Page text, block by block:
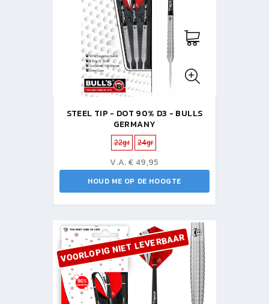
STEEL TIP - DOT 90% D3 - BULLS
GERMANY
22gr 24gr
V.A. € 49,95
HOUD ME OP DE HOOGTE
VOORLOPIG NIET LEVERBAAR